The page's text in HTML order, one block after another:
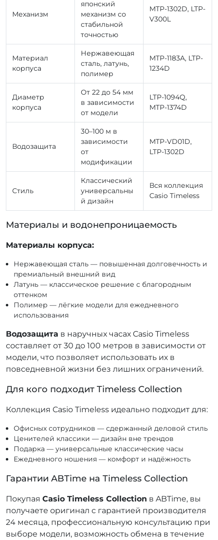
Механизм
японский
механизм со
стабильной
точностью
MTP-1302D, LTP-
V300L
Материал
корпуса
Нержавеющая
сталь, латунь,
полимер
MTP-1183A, LTP-
1234D
Диаметр
корпуса
От 22 до 54 мм
в зависимости
от модели
LTP-1094Q,
MTP-1374D
Водозащита
30–100 м в
зависимости
от
модификации
MTP-VD01D,
LTP-1302D
Стиль
Классический
универсальны
й дизайн
Вся коллекция
Casio Timeless
Материалы и водонепроницаемость
Материалы корпуса:
Нержавеющая сталь — повышенная долговечность и
премиальный внешний вид
Латунь — классическое решение с благородным
оттенком
Полимер — лёгкие модели для ежедневного
использования
Водозащита в наручных часах Casio Timeless
составляет от 30 до 100 метров в зависимости от
модели, что позволяет использовать их в
повседневной жизни без лишних ограничений.
Для кого подходит Timeless Collection
Коллекция Casio Timeless идеально подходит для:
Офисных сотрудников — сдержанный деловой стиль
Ценителей классики — дизайн вне трендов
Подарка — универсальные классические часы
Ежедневного ношения — комфорт и надёжность
Гарантии ABTime на Timeless Collection
Покупая Casio Timeless Collection в ABTime, вы
получаете оригинал с гарантией производителя
24 месяца, профессиональную консультацию при
выборе модели, возможность обмена в течение